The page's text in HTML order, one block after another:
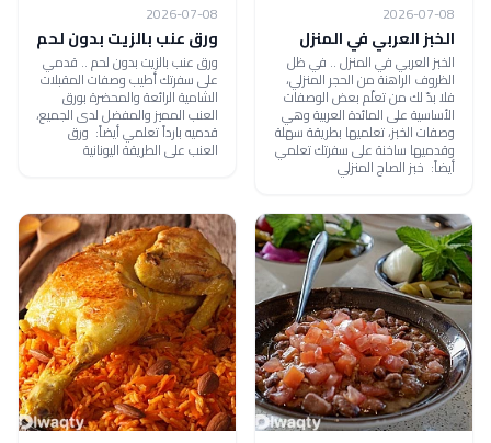
2026-07-08
الخبز العربي في المنزل
الخبز العربي في المنزل .. في ظل
الظروف الراهنة من الحجر المنزلي،
فلا بدّ لك من تعلّم بعض الوصفات
الأساسية على المائدة العربية وهي
وصفات الخبز، تعلميها بطريقة سهلة
وقدميها ساخنة على سفرتك تعلمي
أيضاً: خبز الصاج المنزلي
2026-07-08
ورق عنب بالزيت بدون لحم
ورق عنب بالزيت بدون لحم .. قدمي
على سفرتك أطيب وصفات المقبلات
الشامية الرائعة والمحضرة بورق
العنب المميز والمفضل لدى الجميع،
قدميه بارداً تعلمي أيضاً: ورق
العنب على الطريقة اليونانية